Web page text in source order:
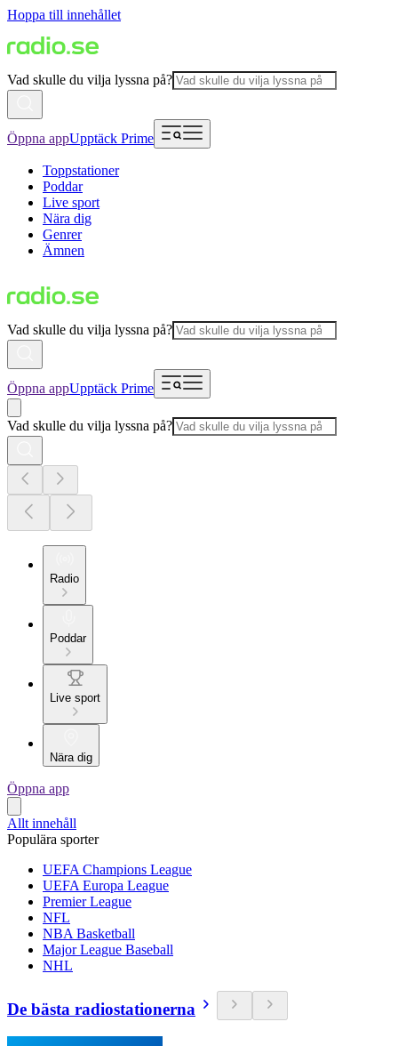
Hoppa till innehållet
Vad skulle du vilja lyssna på?
Öppna appUpptäck Prime
Toppstationer
Poddar
Live sport
Nära dig
Genrer
Ämnen
Vad skulle du vilja lyssna på?
Öppna appUpptäck Prime
Vad skulle du vilja lyssna på?
Radio
Poddar
Live sport
Nära dig
Öppna app
Allt innehåll
Populära sporter
UEFA Champions League
UEFA Europa League
Premier League
NFL
NBA Basketball
Major League Baseball
NHL
De bästa radiostationerna